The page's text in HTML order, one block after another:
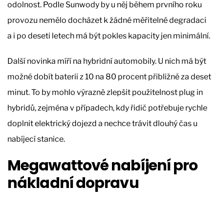
odolnost. Podle Sunwody by u něj během prvního roku
provozu nemělo docházet k žádné měřitelné degradaci
a i po deseti letech má být pokles kapacity jen minimální.
Další novinka míří na hybridní automobily. U nich má být
možné dobít baterii z 10 na 80 procent přibližně za deset
minut. To by mohlo výrazně zlepšit použitelnost plug in
hybridů, zejména v případech, kdy řidič potřebuje rychle
doplnit elektrický dojezd a nechce trávit dlouhý čas u
nabíjecí stanice.
Megawattové nabíjení pro
nákladní dopravu